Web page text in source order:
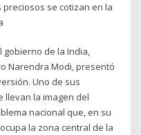
se cotizan en la
gobierno de la India,
Narendra Modi, presentó
Uno de sus
llevan la imagen del
nacional que, en su
la zona central de la